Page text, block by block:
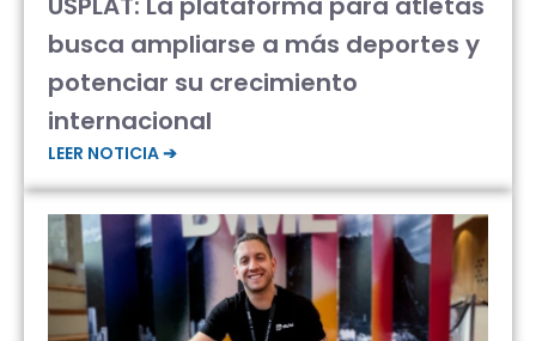
busca ampliarse a más deportes y
potenciar su crecimiento
internacional
LEER NOTICIA ➔